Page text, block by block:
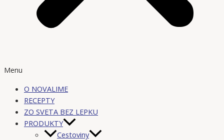
Menu
O NOVALIME
RECEPTY
ZO SVETA BEZ LEPKU
PRODUKTY
Cestoviny